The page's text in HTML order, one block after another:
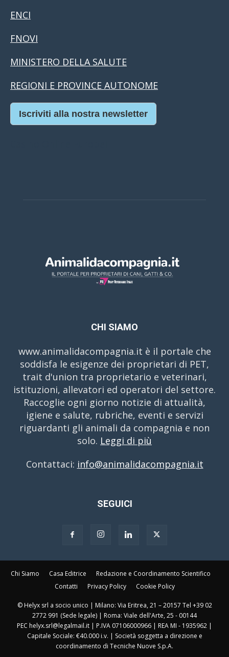
ENCI
FNOVI
MINISTERO DELLA SALUTE
REGIONI E PROVINCE AUTONOME
Iscriviti alla nostra newsletter
CHI SIAMO
www.animalidacompagnia.it è il portale che
soddisfa le esigenze dei proprietari di PET,
trait d'union tra proprietario e veterinari,
istituzioni, allevatori ed operatori del settore.
Raccoglie ogni giorno notizie di attualità,
igiene e salute, rubriche, eventi e servizi
riguardanti gli animali da compagnia e non
solo. Leggi di più
Contattaci: info@animalidacompagnia.it
SEGUICI
Chi Siamo Casa Editrice
Redazione e Coordinamento Scientifico
Contatti
Privacy Policy Cookie Policy
© Helyx srl a socio unico | Milano: Via Eritrea, 21 – 20157 Tel +39 02
2772 991 (Sede legale) | Roma: Viale dell'Arte, 25 - 00144
PEC helyx.srl@legalmail.it | P.IVA 07106000966 | REA MI - 1935962 |
Capitale Sociale: €40.000 i.v. | Società soggetta a direzione e
coordinamento di Tecniche Nuove S.p.A.